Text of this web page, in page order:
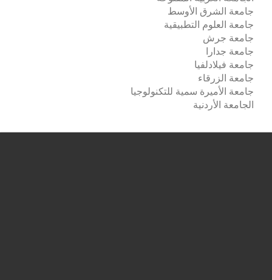
جامعة الشرق الأوسط
جامعة العلوم التطبيقية
جامعة جرش
جامعة جدارا
جامعة فيلادلفيا
جامعة الزرقاء
جامعة الأميرة سمية للتكنولوجيا
الجامعة الأردنية